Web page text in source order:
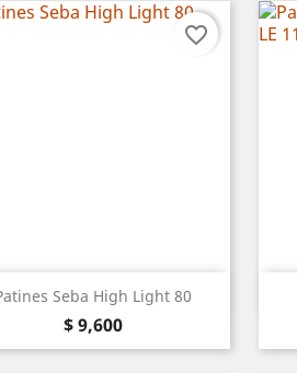
Seba High Light 80
Precio
$ 9,600
Vista rápida
favorite_border